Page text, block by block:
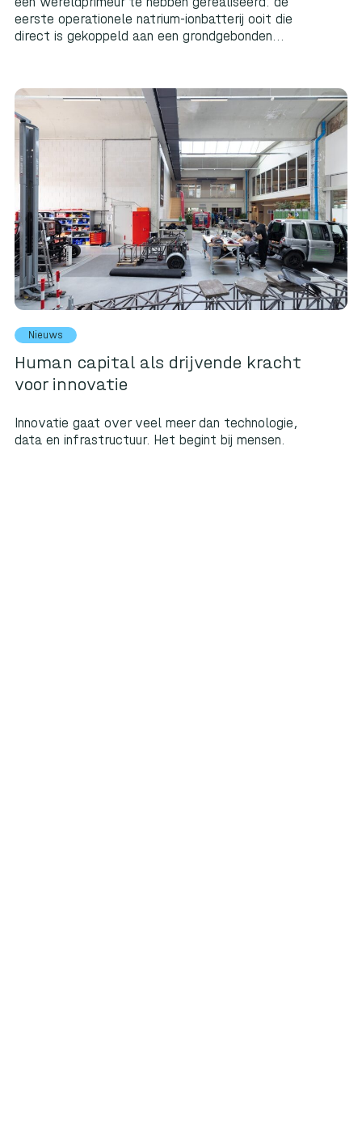
eerste operationele natrium-ionbatterij ooit die
direct is gekoppeld aan een grondgebonden...
Nieuws
Human capital als drijvende kracht
voor innovatie
Innovatie gaat over veel meer dan technologie,
data en infrastructuur. Het begint bij mensen.